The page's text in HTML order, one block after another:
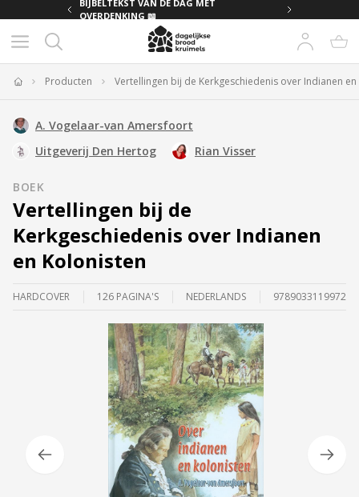
VAN DE DAG MET
BIJBELTEKST VAN DE DAG MET
Producten Vertellingen bij de Kerkgeschiedenis over Indianen
A. Vogelaar-van Amersfoort
Uitgeverij Den Hertog
Rian Visser
BOEK
Vertellingen bij de
Kerkgeschiedenis over Indianen
en Kolonisten
HARDCOVER 126 PAGINA'S NEDERLANDS 9789033119972